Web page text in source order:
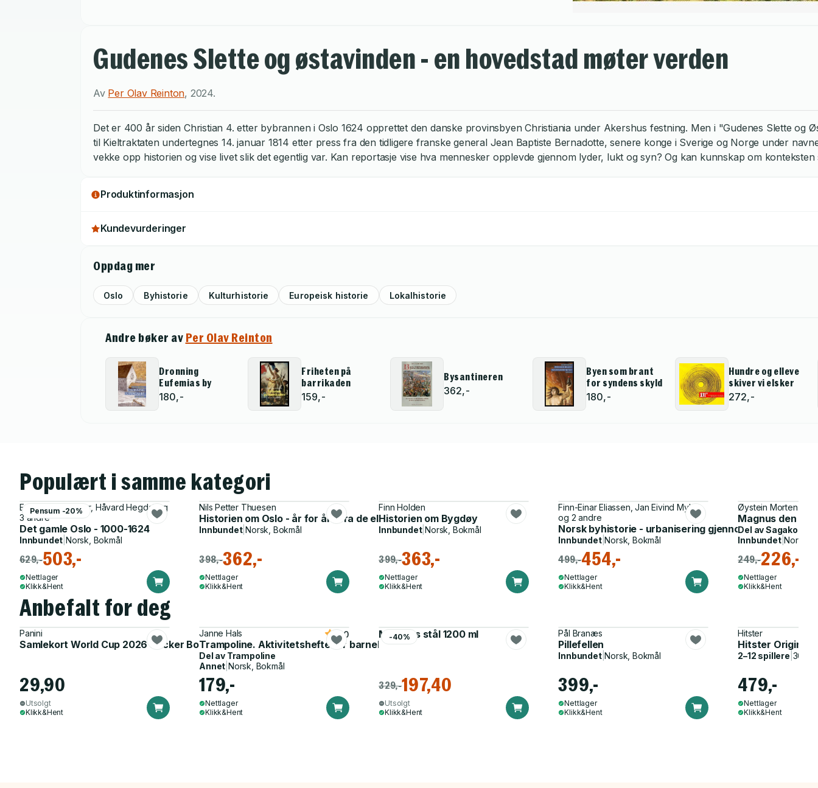
Gudenes Slette og østavinden - en hovedstad møter verden
Av Per Olav Reinton, 2024.
Det er 400 år siden Christian 4. etter bybrannen i Oslo 1624 opprettet den danske provinsbyen Christiania under Akershus festning. Men i "Gudenes Slette
til Kieltraktaten undertegnes 14. januar 1814 etter press fra den tidligere franske general Jean Baptiste Bernadotte, senere konge i Sverige og Norge under
vekke opp historien og vise livet slik det egentlig var. Kan reportasje vise hva mennesker opplevde gjennom lyder, lukt og syn? Og kan kunnskap om
Produktinformasjon
Kundevurderinger
Oppdag mer
Oslo Byhistorie Kulturhistorie Europeisk historie Lokalhistorie
Andre bøker av Per Olav Reinton
Dronning
Eufemias by
180,-
Friheten på
barrikaden
159,-
Bysantineren
362,-
Byen som brant
for syndens skyld
180,-
Hundre og elleve
skiver vi elsker
272,-
Populært i samme kategori
Pensum -20%
Egil Lindhart Bauer, Håvard Hegdal og
3 andre
Det gamle Oslo - 1000-1624
Innbundet |Norsk, Bokmål
629,-503,-
Nettlager
Klikk&Hent
Nils Petter Thuesen
Historien om Oslo - år for år - fra de eldste tider til i dag
Innbundet|Norsk, Bokmål
398,-362,-
Nettlager
Klikk&Hent
Finn Holden
Historien om Bygdøy
Innbundet|Norsk, Bokmål
399,-363,-
Nettlager
Klikk&Hent
Finn-Einar Eliassen, Jan Eivind Myhre
og 2 andre
Norsk byhistorie - urbanisering gjennom 1300 år
Innbundet|Norsk, Bokmål
499,-454,-
Nettlager
Klikk&Hent
Øystein Morten
Magnus den
Del av
Innbundet|Norsk,
249,-226,-
Nettlager
Klikk&Hent
Anbefalt for deg
Panini
Samlekort World Cup 2026 Sticker Booster
29,90
Utsolgt
Klikk&Hent
Janne Hals
Trampoline. Aktivitetshefte for barnehagen
5.0
Del av Trampoline
Annet Norsk, Bokmål
179,-
Nettlager
Klikk&Hent
-40%
Matboks stål 1200 ml
329,-197,40
Utsolgt
Klikk&Hent
Pål Branæs
Pillefellen
Innbundet|Norsk, Bokmål
399,-
Nettlager
Klikk&Hent
Hitster
Hitster Original
2–12 spillere
479,-
Nettlager
Klikk&Hent